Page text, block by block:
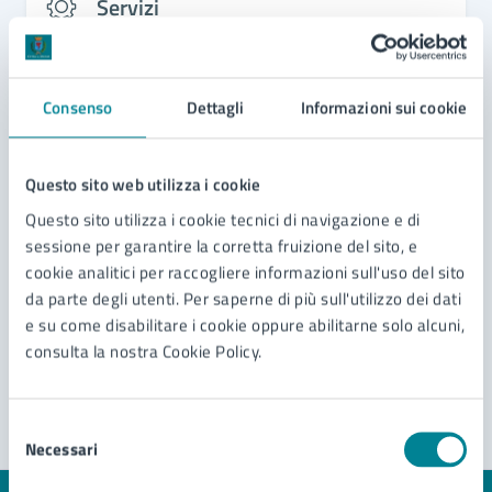
Consenso Dettagli Informazioni sui cookie
Questo sito web utilizza i cookie
Questo sito utilizza i cookie tecnici di navigazione e di
sessione per garantire la corretta fruizione del sito, e
cookie analitici per raccogliere informazioni sull'uso del sito
da parte degli utenti. Per saperne di più sull'utilizzo dei dati
e su come disabilitare i cookie oppure abilitarne solo alcuni,
consulta la nostra Cookie Policy.
delNecessari
Adozione
Richiesta e costituzione di unione civile
Disposizioni Anticipate di Trattamento (DAT)
Cambio nome e/o cognome
Vedi altri 6